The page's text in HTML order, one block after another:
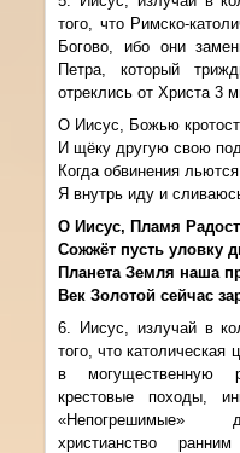
того, что Римско-
Богово, ибо они
Петра, который
отреклись от Христа 3
О Иисус, Божью
И щёку другую свою
Когда обвинения льются
Я внутрь иду и
О Иисус, Пламя
Сожжёт пусть уловку
Планета Земля наша
Век Золотой сейчас
6. Иисус, излучай в
того, что католическая
в могущественную
крестовые походы,
«Непогрешимые»
христианство